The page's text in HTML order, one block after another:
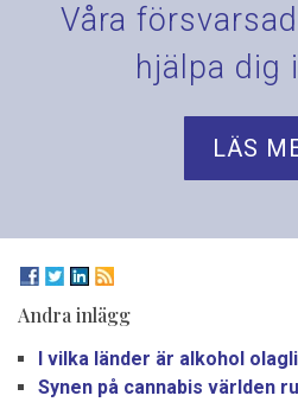
Våra
hjälpa dig
LÄS
Andra inlägg
I vilka länder är alkohol
Synen på cannabis världen